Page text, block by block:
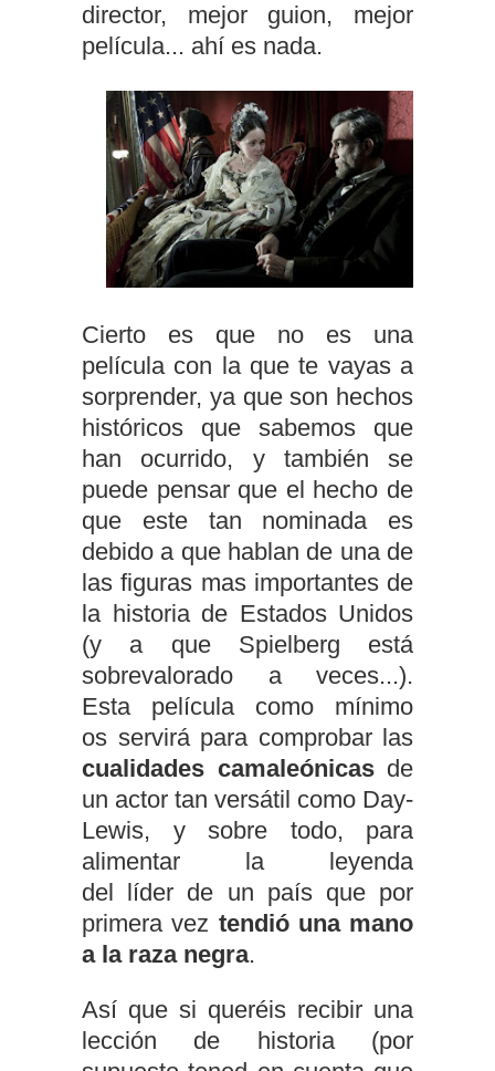
director, mejor guion, mejor
película... ahí es nada.
Cierto es que no es una
película con la que te vayas a
sorprender, ya que son hechos
históricos que sabemos que
han ocurrido, y también se
puede pensar que el hecho de
que este tan nominada es
debido a que hablan de una de
las figuras mas importantes de
la historia de Estados Unidos
(y a que Spielberg está
sobrevalorado a veces...).
Esta película como mínimo
os servirá para comprobar las
cualidades camaleónicasde
un actor tan versátil como Day-
Lewis, y sobre todo, para
alimentar la leyenda
del líder de un país que por
primera vez tendió una mano
a la raza negra.
Así que si queréis recibir una
lección de historia (por